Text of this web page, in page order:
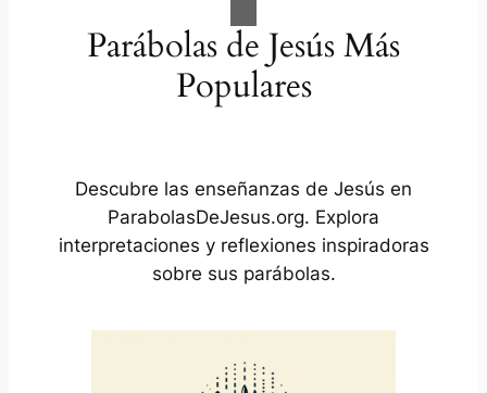
Parábolas de Jesús Más
Populares
Descubre las enseñanzas de Jesús en
ParabolasDeJesus.org. Explora
interpretaciones y reflexiones inspiradoras
sobre sus parábolas.